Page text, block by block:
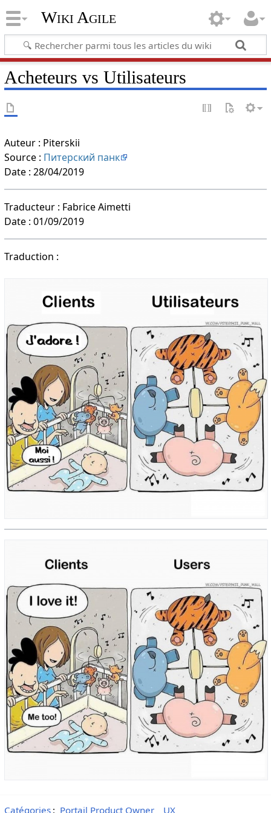
Wiki Agile
Acheteurs vs Utilisateurs
Auteur : Piterskii
Source : Питерский панк
Date : 28/04/2019
Traducteur : Fabrice Aimetti
Date : 01/09/2019
Traduction :
Catégories: Portail Product Owner UX